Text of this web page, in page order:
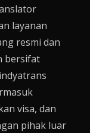
layanan
resmi dan
bersifat
visa, dan
pihak luar